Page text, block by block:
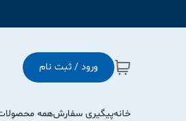
ورود / ثبت نام
خانهپیگیری سفارشهمه